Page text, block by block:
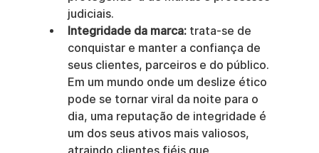
judiciais.
Integridade da marca: trata-se de
conquistar e manter a confiança de
seus clientes, parceiros e do público.
Em um mundo onde um deslize ético
pode se tornar viral da noite para o
dia, uma reputação de integridade é
um dos seus ativos mais valiosos,